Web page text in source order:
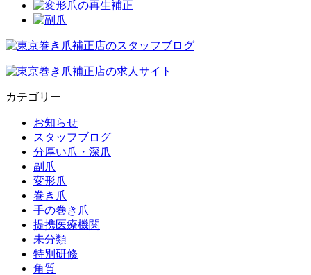
カテゴリー
お知らせ
スタッフブログ
分厚い爪・深爪
副爪
変形爪
巻き爪
手の巻き爪
提携医療機関
未分類
特別研修
角質